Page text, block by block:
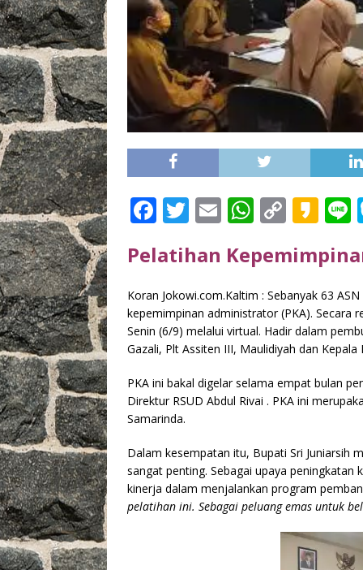
F
c
e
b
o
o
k
T
it
te
r
E
ai
l
W
at
s
A
p
C
p
y
Li
n
K
k
a
o
Pelatihan
Koran Jokowi.com.Kaltim : Sebanyak 63
kepemimpinan administrator (PKA). Secara
Senin (6/9) melalui virtual. Hadir dalam
Gazali, Plt Assiten III, Maulidiyah dan Kepala
PKA ini bakal digelar selama empat bulan
Direktur RSUD Abdul Rivai . PKA ini
Samarinda.
Dalam kesempatan itu, Bupati Sri Juniarsih
sangat penting. Sebagai upaya peningkatan
kinerja dalam menjalankan program
pelatihan ini. Sebagai peluang emas untuk